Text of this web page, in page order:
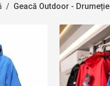
/ Geacă Outdoor - Drumeție